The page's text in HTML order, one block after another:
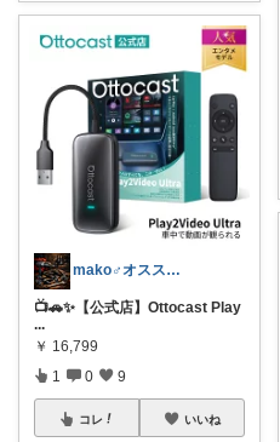
mako♂オススメ車バイク用品紹介
📺🚗✨【公式店】Ottocast Play
...
￥ 16,799
1 0 9
コレ いいね